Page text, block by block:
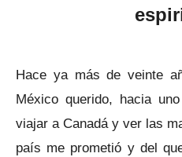
Hace ya más de veinte
México querido, hacia
viajar a Canadá y ver las
país me prometió y del